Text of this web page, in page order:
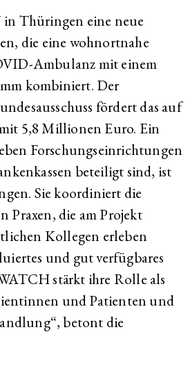
Thüringen eine neue
die eine wohnortnahe
Ambulanz mit einem
kombiniert. Der
fördert das auf
5,8 Millionen Euro. Ein
Forschungseinrichtungen
beteiligt sind, ist
Sie koordiniert die
Praxen, die am Projekt
Kollegen erleben
und gut verfügbares
stärkt ihre Rolle als
und Patienten und
betont die